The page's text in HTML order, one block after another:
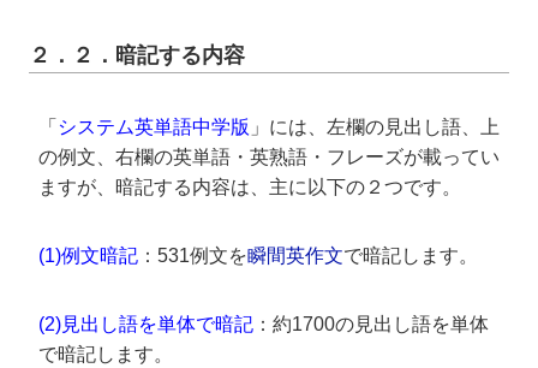
２．２．暗記する内容
「 システム英単語中学版 」には、左欄の見出し語、上
の例文、右欄の英単語・英熟語・フレーズが載ってい
ますが、暗記する内容は、主に以下の２つです。
(1)例文暗記 ：531例文を瞬間英作文で暗記します。
(2)見出し語を単体で暗記 ：約1700の見出し語を単体
で暗記します。